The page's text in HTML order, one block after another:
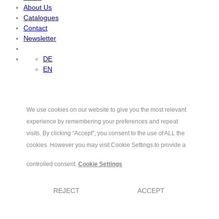
About Us
Catalogues
Contact
Newsletter
DE
EN
We use cookies on our website to give you the most relevant
experience by remembering your preferences and repeat
visits. By clicking “Accept”, you consent to the use of ALL the
cookies. However you may visit Cookie Settings to provide a
controlled consent. Cookie Settings
REJECT ACCEPT